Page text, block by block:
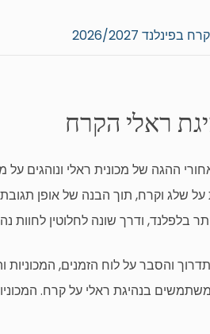
2026/2027
ראלי הקרח
ההגה של מכונית ראלי ונוהגים
על שלג וקרח, תוך הבנה של אופן
בלפלנד, ודרך שונה לחלוטין לחוות
והסבר על לוח הזמנים,
בנהיגת ראלי על קרח.